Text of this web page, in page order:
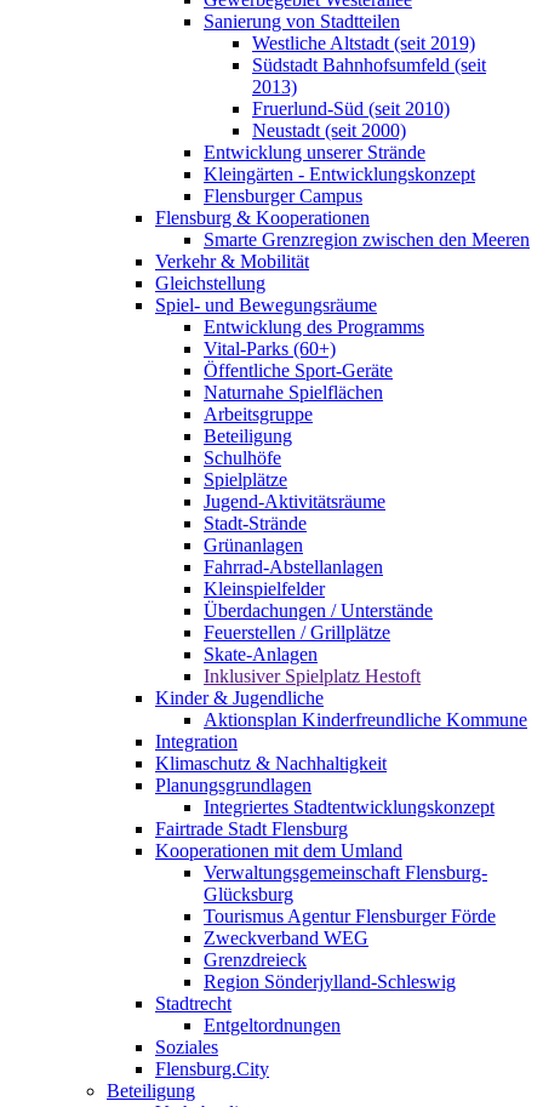
Sanierung von Stadtteilen
Westliche Altstadt (seit 2019)
Südstadt Bahnhofsumfeld (seit
2013)
Fruerlund-Süd (seit 2010)
Neustadt (seit 2000)
Entwicklung unserer Strände
Kleingärten - Entwicklungskonzept
Flensburger Campus
Flensburg & Kooperationen
Smarte Grenzregion zwischen den Meeren
Verkehr & Mobilität
Gleichstellung
Spiel- und Bewegungsräume
Entwicklung des Programms
Vital-Parks (60+)
Öffentliche Sport-Geräte
Naturnahe Spielflächen
Arbeitsgruppe
Beteiligung
Schulhöfe
Spielplätze
Jugend-Aktivitätsräume
Stadt-Strände
Grünanlagen
Fahrrad-Abstellanlagen
Kleinspielfelder
Überdachungen / Unterstände
Feuerstellen / Grillplätze
Skate-Anlagen
Inklusiver Spielplatz Hestoft
Kinder & Jugendliche
Aktionsplan Kinderfreundliche Kommune
Integration
Klimaschutz & Nachhaltigkeit
Planungsgrundlagen
Integriertes Stadtentwicklungskonzept
Fairtrade Stadt Flensburg
Kooperationen mit dem Umland
Verwaltungsgemeinschaft Flensburg-
Glücksburg
Tourismus Agentur Flensburger Förde
Zweckverband WEG
Grenzdreieck
Region Sönderjylland-Schleswig
Stadtrecht
Entgeltordnungen
Soziales
Flensburg.City
Beteiligung